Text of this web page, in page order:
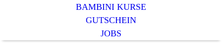
BAMBINI KURSE
GUTSCHEIN
JOBS